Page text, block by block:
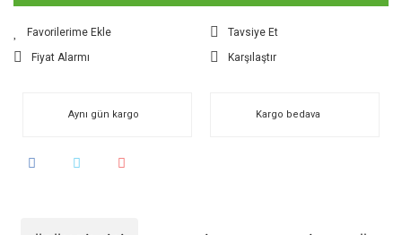
Tavsiye Et
Fiyat Alarmı
Karşılaştır
Aynı gün kargo Kargo bedava